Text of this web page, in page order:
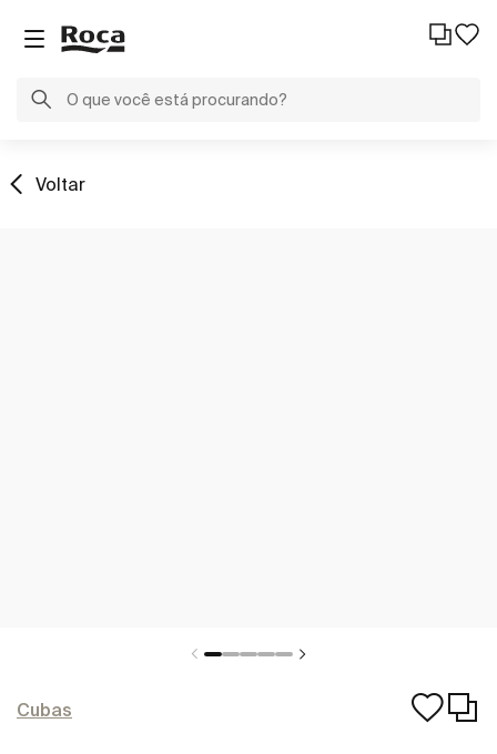
Voltar
Cubas